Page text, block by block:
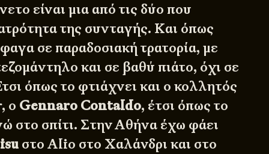
είναι μια από τις δύο που
της συνταγής. Και όπως
σε παραδοσιακή τρατορία, με
και σε βαθύ πιάτο, όχι σε
όπως το φτιάχνει και ο κολλητός
ο Gennaro Contaldo, έτσι όπως το
στο σπίτι. Στην Αθήνα έχω φάει
στοAlio στο Χαλάνδρι και στο